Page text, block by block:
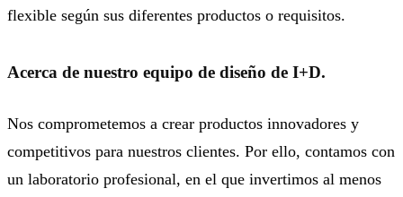
flexible según sus diferentes productos o requisitos.
Acerca de nuestro equipo de diseño de I+D.
Nos comprometemos a crear productos innovadores y
competitivos para nuestros clientes. Por ello, contamos con
un laboratorio profesional, en el que invertimos al menos